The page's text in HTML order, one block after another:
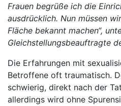
Frauen begrüße ich die
ausdrücklich. Nun müssen
Fläche bekannt machen“,
Gleichstellungsbeauftragte
Die Erfahrungen mit
Betroffene oft traumatisch.
schwierig, direkt nach der
allerdings wird ohne